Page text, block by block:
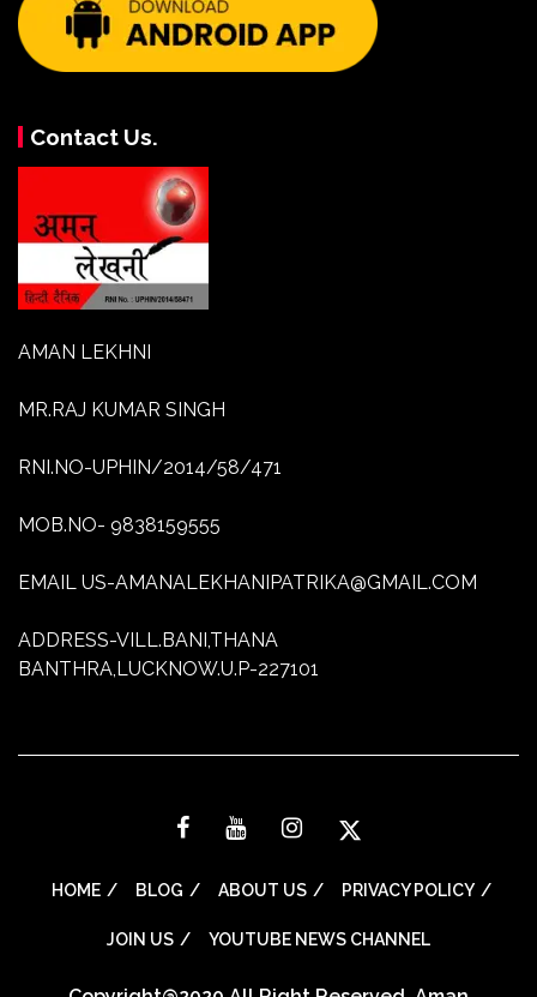
Contact Us.
AMAN LEKHNI
MR.RAJ KUMAR SINGH
RNI.NO-UPHIN/2014/58/471
MOB.NO- 9838159555
EMAIL US-AMANALEKHANIPATRIKA@GMAIL.COM
ADDRESS-VILL.BANI,THANA
BANTHRA,LUCKNOW.U.P-227101
HOME BLOG ABOUT US PRIVACY POLICY
JOIN US YOUTUBE NEWS CHANNEL